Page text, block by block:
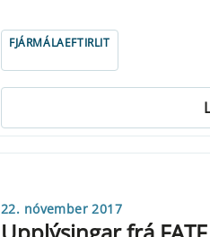
FJÁRMÁLAEFTIRLIT
22. nóvember 2017